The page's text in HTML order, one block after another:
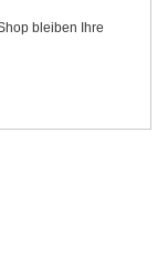
bleiben Ihre